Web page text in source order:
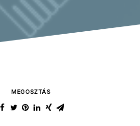
MEGOSZTÁS